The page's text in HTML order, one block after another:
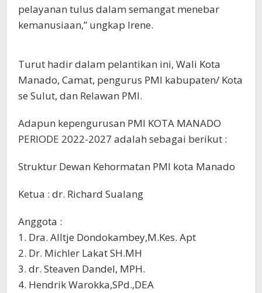
pelayanan tulus dalam semangat menebar
kemanusiaan,” ungkap Irene.
Turut hadir dalam pelantikan ini, Wali Kota
Manado, Camat, pengurus PMI kabupaten/ Kota
se Sulut, dan Relawan PMI.
Adapun kepengurusan PMI KOTA MANADO
PERIODE 2022-2027 adalah sebagai berikut :
Struktur Dewan Kehormatan PMI kota Manado
Ketua : dr. Richard Sualang
Anggota :
1. Dra. Alltje Dondokambey,M.Kes. Apt
2. Dr. Michler Lakat SH.MH
3. dr. Steaven Dandel, MPH.
4. Hendrik Warokka,SPd.,DEA